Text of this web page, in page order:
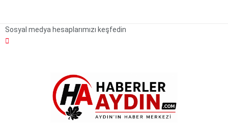
Sosyal medya hesaplarımızı keşfedin